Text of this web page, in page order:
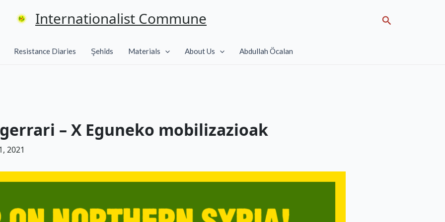
Internationalist Commune Search
Resistance Diaries Şehîds Materials About Us Abdullah Öcalan
– X Eguneko mobilizazioak
2021